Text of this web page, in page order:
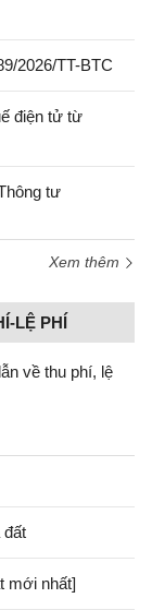
2026/TT-BTC
điện tử từ
tư
Xem thêm
LỆ PHÍ
về thu phí, lệ
đất
mới nhất]